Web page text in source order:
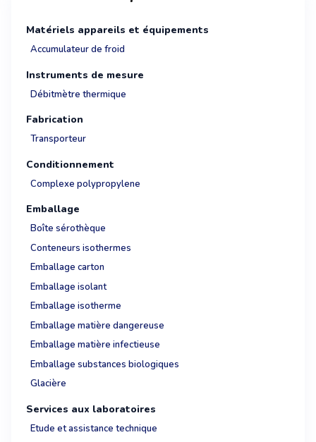
Matériels appareils et équipements
Accumulateur de froid
Instruments de mesure
Débitmètre thermique
Fabrication
Transporteur
Conditionnement
Complexe polypropylene
Emballage
Boîte sérothèque
Conteneurs isothermes
Emballage carton
Emballage isolant
Emballage isotherme
Emballage matière dangereuse
Emballage matière infectieuse
Emballage substances biologiques
Glacière
Services aux laboratoires
Etude et assistance technique